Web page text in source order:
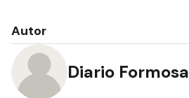
Autor
Diario Formosa